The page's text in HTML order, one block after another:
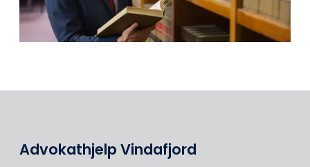
Advokathjelp Vindafjord